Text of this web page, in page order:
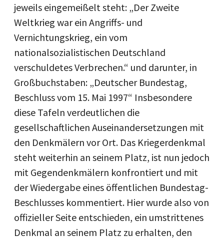
jeweils eingemeißelt steht: „Der Zweite
Weltkrieg war ein Angriffs- und
Vernichtungskrieg, ein vom
nationalsozialistischen Deutschland
verschuldetes Verbrechen.“ und darunter, in
Großbuchstaben: „Deutscher Bundestag,
Beschluss vom 15. Mai 1997“ Insbesondere
diese Tafeln verdeutlichen die
gesellschaftlichen Auseinandersetzungen mit
den Denkmälern vor Ort. Das Kriegerdenkmal
steht weiterhin an seinem Platz, ist nun jedoch
mit Gegendenkmälern konfrontiert und mit
der Wiedergabe eines öffentlichen Bundestag-
Beschlusses kommentiert. Hier wurde also von
offizieller Seite entschieden, ein umstrittenes
Denkmal an seinem Platz zu erhalten, den